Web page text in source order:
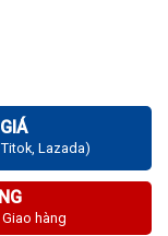
Lazada)
hàng